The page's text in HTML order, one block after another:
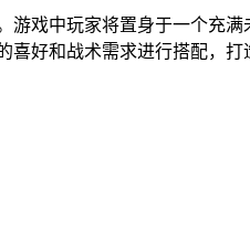
戏中玩家将置身于一个充
好和战术需求进行搭配，打